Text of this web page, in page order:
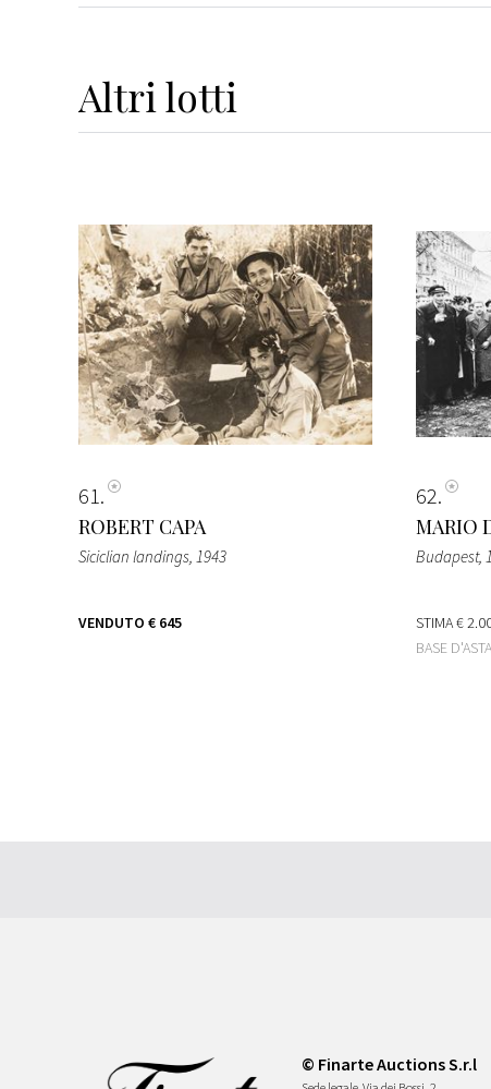
Altri lotti
61
ROBERT CAPA
Siciclian landings, 1943
VENDUTO € 645
62
MARIO
Budapest,
STIMA€
BASE D'ASTA
© Finarte Auctions S.r.l